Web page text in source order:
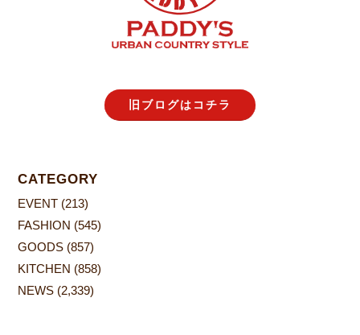
旧ブログはコチラ
CATEGORY
EVENT (213)
FASHION (545)
GOODS (857)
KITCHEN (858)
NEWS (2,339)